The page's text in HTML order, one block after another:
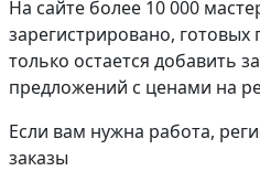
На сайте более 10 000
зарегистрировано,
только остается добавить
предложений с ценами на
Если вам нужна работа,
заказы